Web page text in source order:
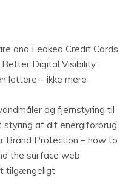
and Leaked Credit Cards
Digital Visibility
lettere – ikke mere
og fjernstyring til
styring af dit energiforbrug
Brand Protection – how to
the surface web
tilgængeligt